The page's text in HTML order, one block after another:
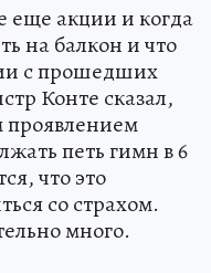
еще акции и когда
на балкон и что
с прошедших
Конте сказал,
проявлением
петь гимн в 6
что это
со страхом.
много.